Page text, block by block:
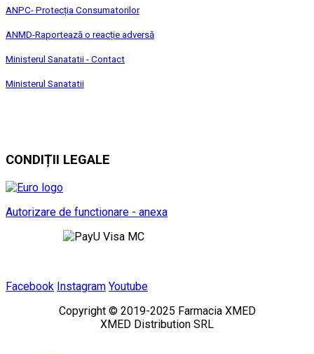
ANPC- Protecția Consumatorilor
ANMD-Raportează o reacție adversă
Ministerul Sanatatii - Contact
Ministerul Sanatatii
CONDIȚII LEGALE
Autorizare de functionare - anexa
Facebook Instagram Youtube
Copyright © 2019-2025 Farmacia XMED
XMED Distribution SRL